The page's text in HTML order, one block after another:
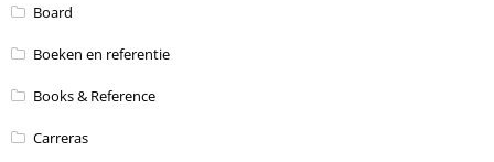
Board
Boeken en referentie
Books & Reference
Carreras